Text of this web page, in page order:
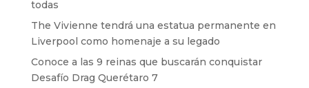
todas
The Vivienne tendrá una estatua permanente en
Liverpool como homenaje a su legado
Conoce a las 9 reinas que buscarán conquistar
Desafío Drag Querétaro 7